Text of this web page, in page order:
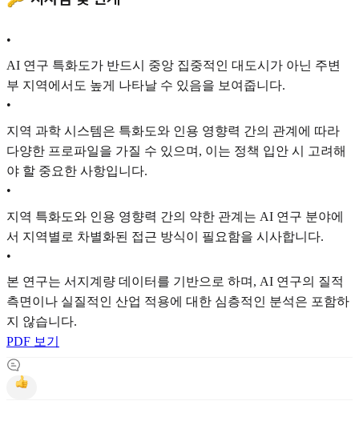
•
AI 연구 특화도가 반드시 중앙 집중적인 대도시가 아닌 주변
부 지역에서도 높게 나타날 수 있음을 보여줍니다.
•
지역 과학 시스템은 특화도와 인용 영향력 간의 관계에 따라
다양한 프로파일을 가질 수 있으며, 이는 정책 입안 시 고려해
야 할 중요한 사항입니다.
•
지역 특화도와 인용 영향력 간의 약한 관계는 AI 연구 분야에
서 지역별로 차별화된 접근 방식이 필요함을 시사합니다.
•
본 연구는 서지계량 데이터를 기반으로 하며, AI 연구의 질적
측면이나 실질적인 산업 적용에 대한 심층적인 분석은 포함하
지 않습니다.
PDF 보기